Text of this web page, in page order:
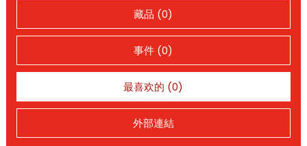
藏品 (0)
事件 (0)
最喜欢的 (0)
外部連結